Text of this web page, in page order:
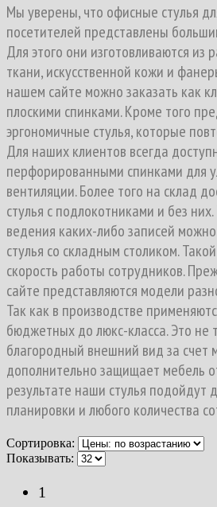
Мы уверены, что офисные стулья
посетителей представлены
Для этого они изготовливаются из
ткани, искусственной кожи и
нашем сайте можно заказать как
плоскими спинками. Кроме того
эргономичные стулья, которые
Для наших клиентов всегда
перфорированными спинками для
вентиляции. Более того на склад
стулья с подлокотниками и без
ведения каких-либо записей
стулья со складным столиком.
скорость работы сотрудников.
сайте представляются модели
Так как в производстве
бюджетных до люкс-класса. Это не
благородный внешний вид за счет
дополнительно защищает мебель
результате наши стулья подойдут
планировки и любого количества
Сортировка:
Показывать:
1